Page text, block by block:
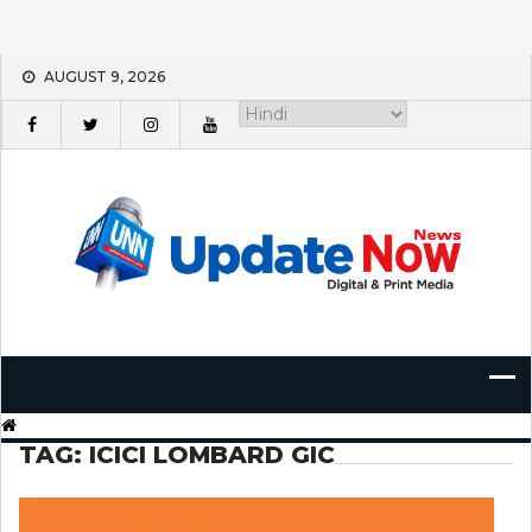
Skip
content
AUGUST 9, 2026
TAG: ICICI LOMBARD GIC